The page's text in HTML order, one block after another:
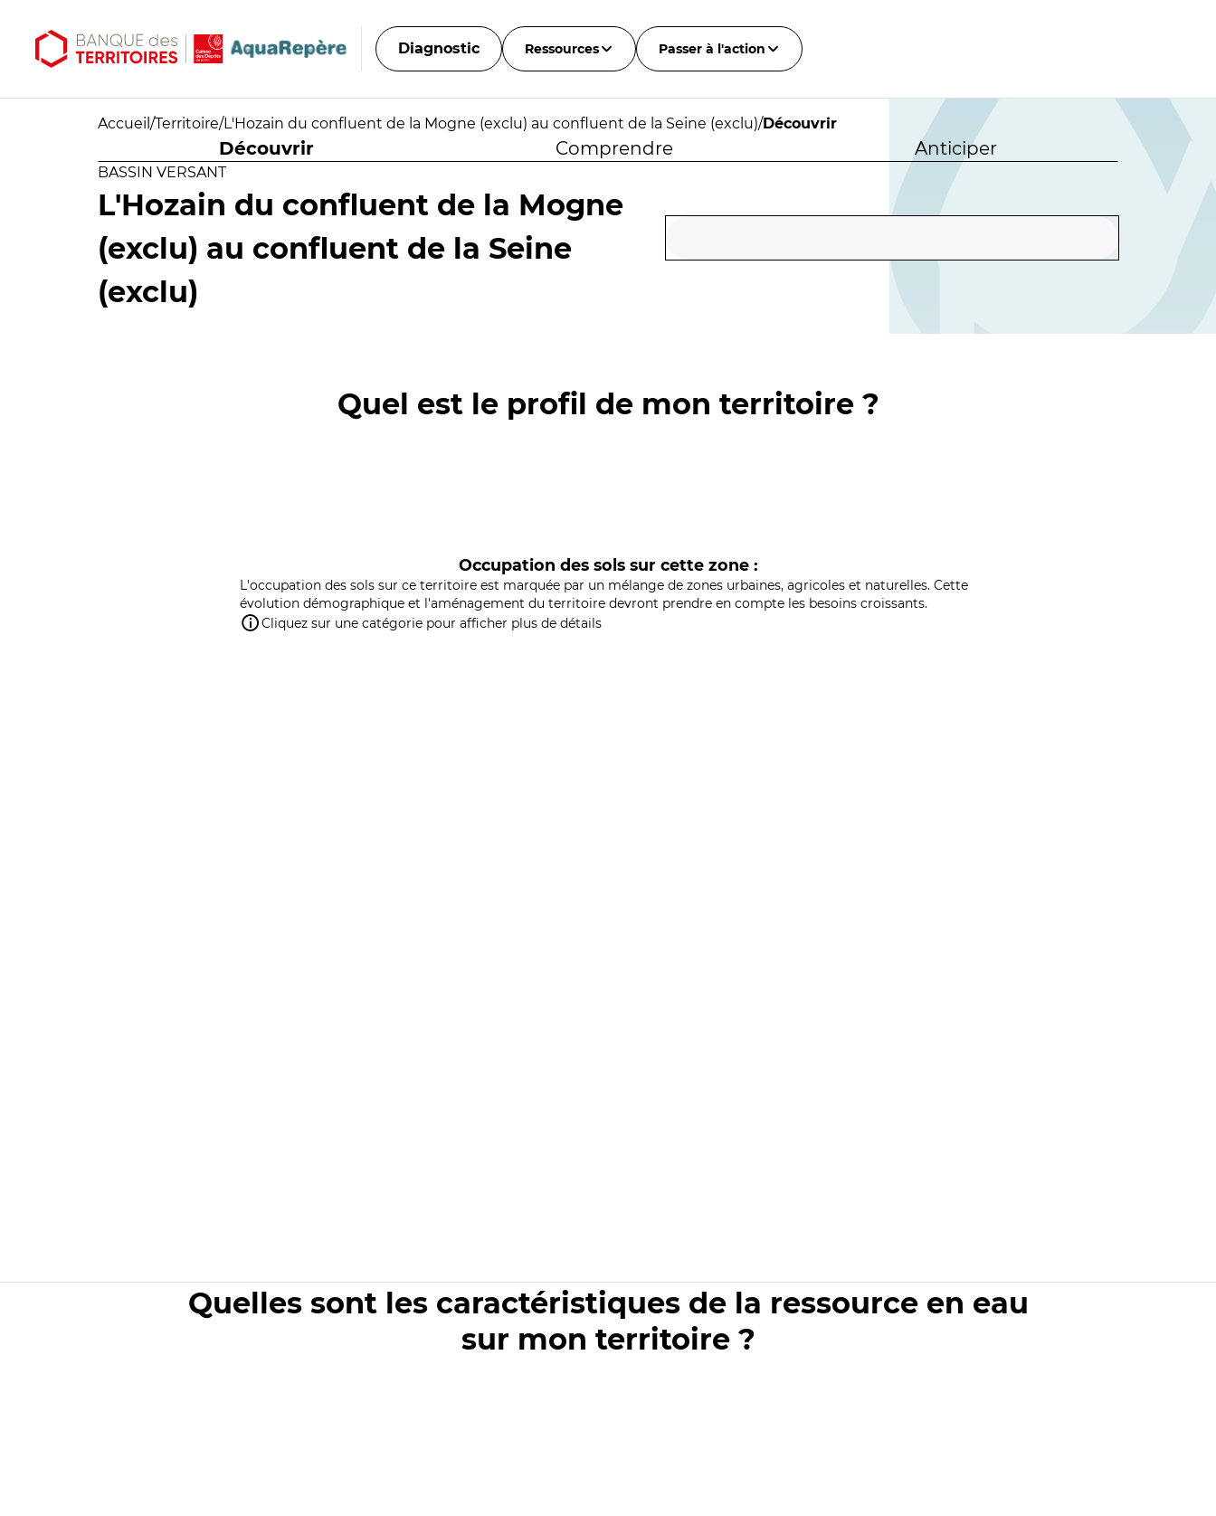
Diagnostic Ressources Passer à l'action
Accueil /Territoire/L'Hozain du confluent de la Mogne (exclu) au confluent de la Seine (exclu)/Découvrir
Découvrir Comprendre Anticiper
BASSIN VERSANT
L'Hozain du confluent de la Mogne
(exclu) au confluent de la Seine
(exclu)
Quel est le profil de mon territoire ?
Occupation des sols sur cette zone :
L'occupation des sols sur ce territoire est marquée par un mélange de zones urbaines, agricoles et naturelles. Cette
évolution démographique et l'aménagement du territoire devront prendre en compte les besoins croissants.
Cliquez sur une catégorie pour afficher plus de détails
Quelles sont les caractéristiques de la ressource en eau
sur mon territoire ?